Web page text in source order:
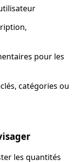
pour les
catégories ou
les quantités